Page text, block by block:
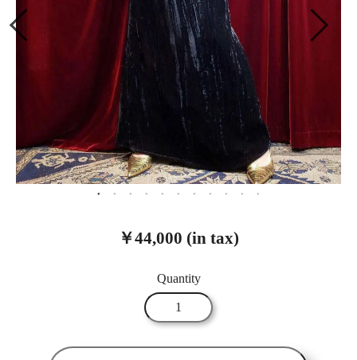
￥44,000 (in tax)
Quantity